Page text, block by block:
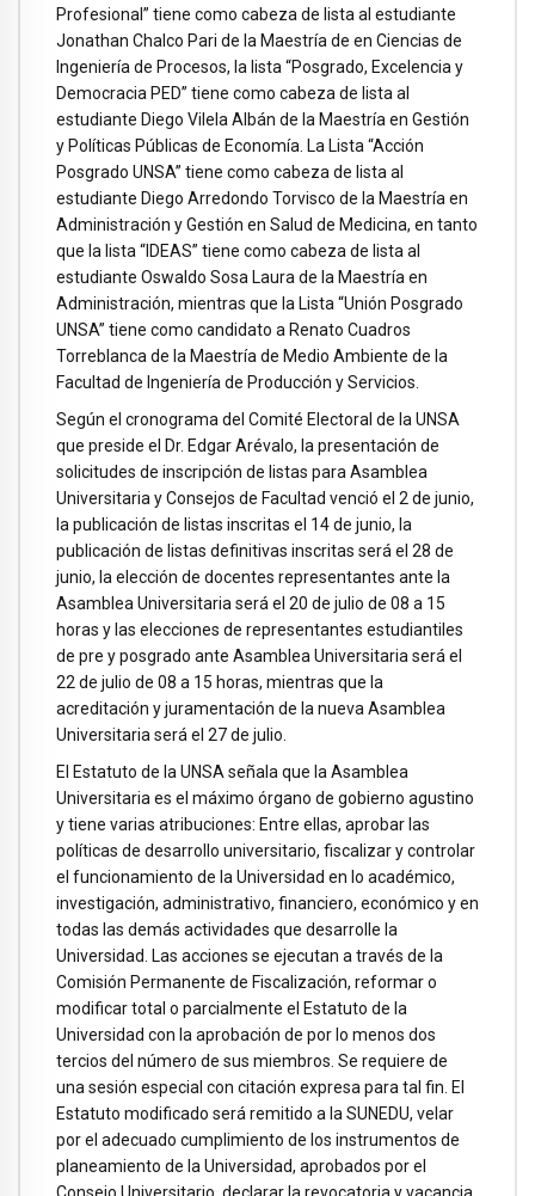
Profesional” tiene como cabeza de lista al estudiante
Jonathan Chalco Pari de la Maestría de en Ciencias de
Ingeniería de Procesos, la lista “Posgrado, Excelencia y
Democracia PED” tiene como cabeza de lista al
estudiante Diego Vilela Albán de la Maestría en Gestión
y Políticas Públicas de Economía. La Lista “Acción
Posgrado UNSA” tiene como cabeza de lista al
estudiante Diego Arredondo Torvisco de la Maestría en
Administración y Gestión en Salud de Medicina, en tanto
que la lista “IDEAS” tiene como cabeza de lista al
estudiante Oswaldo Sosa Laura de la Maestría en
Administración, mientras que la Lista “Unión Posgrado
UNSA” tiene como candidato a Renato Cuadros
Torreblanca de la Maestría de Medio Ambiente de la
Facultad de Ingeniería de Producción y Servicios.
Según el cronograma del Comité Electoral de la UNSA
que preside el Dr. Edgar Arévalo, la presentación de
solicitudes de inscripción de listas para Asamblea
Universitaria y Consejos de Facultad venció el 2 de junio,
la publicación de listas inscritas el 14 de junio, la
publicación de listas definitivas inscritas será el 28 de
junio, la elección de docentes representantes ante la
Asamblea Universitaria será el 20 de julio de 08 a 15
horas y las elecciones de representantes estudiantiles
de pre y posgrado ante Asamblea Universitaria será el
22 de julio de 08 a 15 horas, mientras que la
acreditación y juramentación de la nueva Asamblea
Universitaria será el 27 de julio.
El Estatuto de la UNSA señala que la Asamblea
Universitaria es el máximo órgano de gobierno agustino
y tiene varias atribuciones: Entre ellas, aprobar las
políticas de desarrollo universitario, fiscalizar y controlar
el funcionamiento de la Universidad en lo académico,
investigación, administrativo, financiero, económico y en
todas las demás actividades que desarrolle la
Universidad. Las acciones se ejecutan a través de la
Comisión Permanente de Fiscalización, reformar o
modificar total o parcialmente el Estatuto de la
Universidad con la aprobación de por lo menos dos
tercios del número de sus miembros. Se requiere de
una sesión especial con citación expresa para tal fin. El
Estatuto modificado será remitido a la SUNEDU, velar
por el adecuado cumplimiento de los instrumentos de
planeamiento de la Universidad, aprobados por el
Consejo Universitario, declarar la revocatoria y vacancia